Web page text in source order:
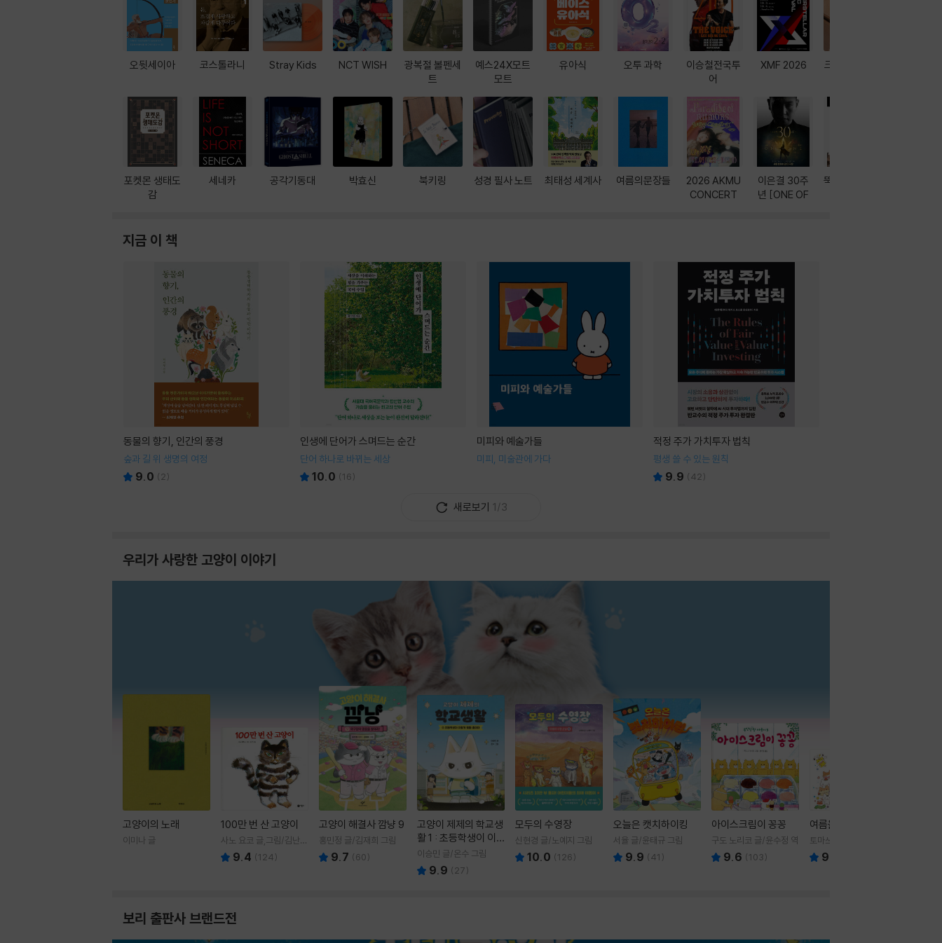
오뒷세이아
포켓몬 생태도
감
코스톨라니
세네카
Stray Kids
공각기동대
NCT WISH
박효신
광복절 볼펜세
트
북키링
예스24X모트
모트
성경 필사 노트
유아식
최태성 세계사
오투 과학
여름의문장들
이승철전국투
어
2026 AKMU
CONCERT
XMF 2026
이은결 30주
년 [ONE OF
크레마 이북 리
뚝딱! AI 3대장
지금 이 책
동물의 향기, 인간의 풍경
숲과 길 위 생명의 여정
9.0 ( 2)
인생에 단어가 스며드는 순간
단어 하나로 바뀌는 세상
10.0 (16)
미피와 예술가들
미피, 미술관에 가다
적정 주가 가치투자 법칙
평생 쓸 수 있는 원칙
9.9 (42)
새로보기 1/3
우리가 사랑한 고양이 이야기
고양이의 노래
이미나 글
100만 번 산 고양이
사노 요코 글,그림/김난주
역 9.4 (124)
고양이 해결사 깜냥 9
홍민정 글/김재희 그림
9.7 (60)
고양이 제제의 학교생
활 1 : 초등학생이 이
렇게 힘들 줄이야
이승민 글/온수 그림
9.9 ( 27)
모두의 수영장
신현경 글/노예지 그림
10.0 (126)
오늘은 캣치하이킹
서율 글/윤태규 그림
9.9 (41 )
아이스크림이 꽁꽁
구도 노리코 글/윤수정 역
9.6 (103)
여름을 부탁해
토마쓰리 글그림
9.8
보리 출판사 브랜드전